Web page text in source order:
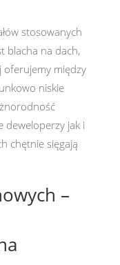
stosowanych
blacha na dach,
oferujemy między
niskie
deweloperzy jak i
chętnie sięgają
–